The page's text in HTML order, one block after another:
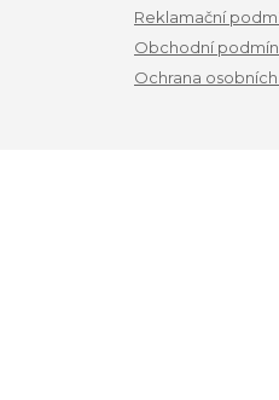
Reklamační
Obchodní
Ochrana